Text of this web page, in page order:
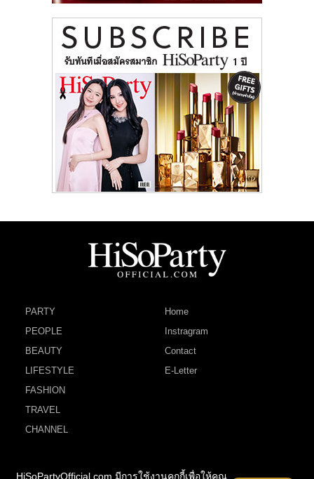
PARTY
PEOPLE
BEAUTY
LIFESTYLE
FASHION
TRAVEL
CHANNEL
Home
Instragram
Contact
E-Letter
HiSoPartyOfficial.com มีการใช้งานคุกกี้เพื่อให้คุณ